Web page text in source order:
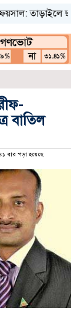
ছাত্র
বাতিল
বার পড়া হয়েছে